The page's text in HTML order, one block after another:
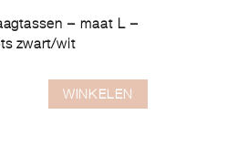
– maat L –
zwart/wit
WINKELEN